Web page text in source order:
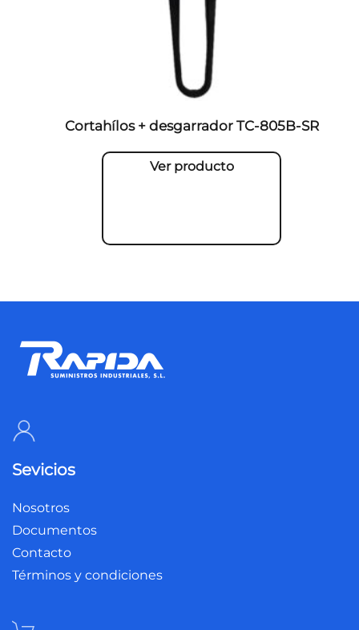
Cortahílos + desgarrador TC-805B-SR
Ver producto
Sevicios
Nosotros
Documentos
Contacto
Términos y condiciones